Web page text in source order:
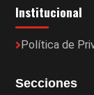
Institucional
Política de
Secciones